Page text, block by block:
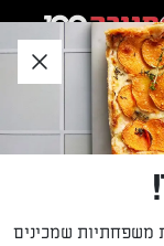
משפחתיות שמכינים